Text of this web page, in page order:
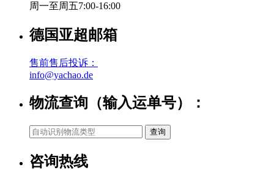
周一至周五7:00-16:00
德国亚超邮箱
售前售后投诉：
info@yachao.de
物流查询（输入运单号）：
咨询热线